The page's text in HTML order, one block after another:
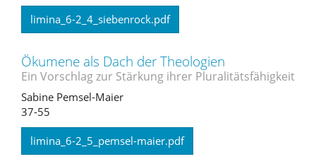
limina_6-2_4_siebenrock.pdf
Ökumene als Dach der Theologien
Ein Vorschlag zur Stärkung ihrer Pluralitätsfähigkeit
Sabine Pemsel-Maier
37-55
limina_6-2_5_pemsel-maier.pdf